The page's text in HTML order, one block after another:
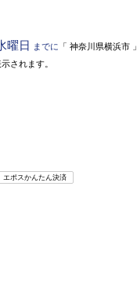
曜日 までに 「 神奈川県横浜市 」
されます。
エポスかんたん決済